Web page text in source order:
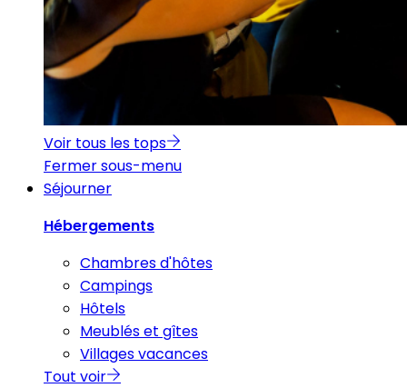
Voir tous les tops
Fermer sous-menu
Séjourner
Hébergements
Chambres d'hôtes
Campings
Hôtels
Meublés et gîtes
Villages vacances
Tout voir